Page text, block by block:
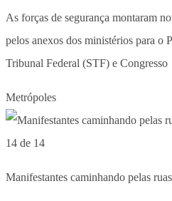
As forças de segurança montaram
pelos anexos dos ministérios para o
Tribunal Federal (STF) e Congresso
Metrópoles
14 de 14
Manifestantes caminhando pelas